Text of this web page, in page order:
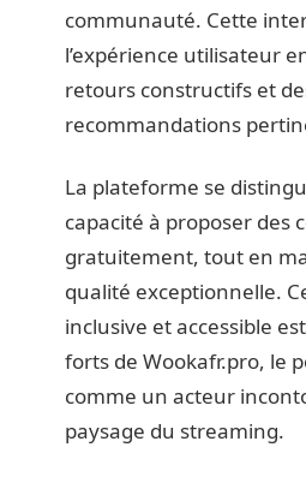
communauté. Cette
l’expérience utilisateur
retours constructifs et
recommandations
La plateforme se
capacité à proposer des
gratuitement, tout en
qualité exceptionnelle.
inclusive et accessible
forts de Wookafr.pro, le
comme un acteur
paysage du streaming.